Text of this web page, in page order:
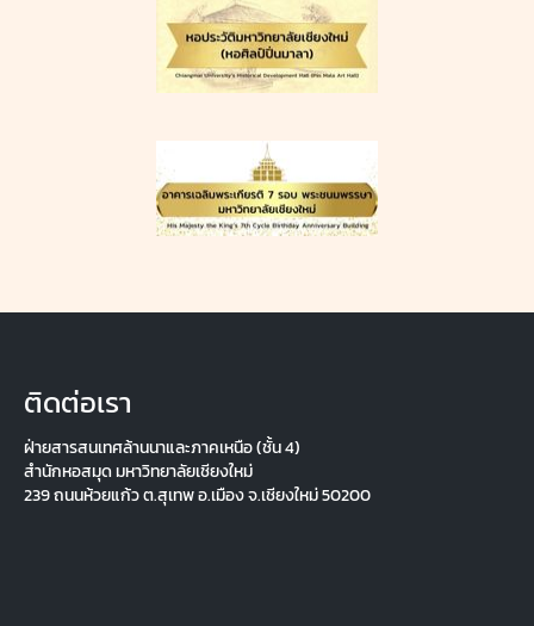
ติดต่อเรา
ฝ่ายสารสนเทศล้านนาและภาคเหนือ (ชั้น 4)
สำนักหอสมุด มหาวิทยาลัยเชียงใหม่
239 ถนนห้วยแก้ว ต.สุเทพ อ.เมือง จ.เชียงใหม่ 50200